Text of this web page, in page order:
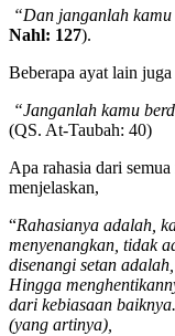
“Dan janganlah
Nahl: 127).
Beberapa ayat lain
“Janganlah kamu
(QS. At-Taubah: 40)
Apa rahasia dari
menjelaskan,
“Rahasianya adalah,
menyenangkan, tidak
disenangi setan
Hingga
dari kebiasaan
(yang artinya),